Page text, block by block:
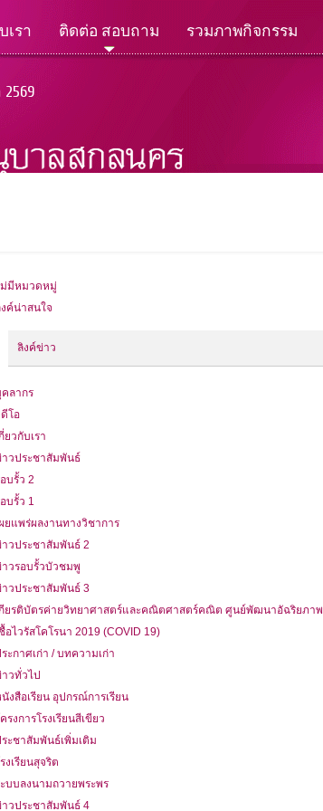
เรา ติดต่อ สอบถาม รวมภาพกิจกรรม
มีหมวดหมู่
ค์น่าสนใจ
ลิงค์ข่าว
ลากร
โอ
ยวกับเรา
วประชาสัมพันธ์
บรั้ว 2
บรั้ว 1
ยแพร่ผลงานทางวิชาการ
วประชาสัมพันธ์ 2
วรอบรั้วบัวชมพู
วประชาสัมพันธ์ 3
กียรติบัตรค่ายวิทยาศาสตร์และคณิตศาสตร์คณิต ศูนย์พัฒนาอัฉริยภา
อไวรัสโคโรนา 2019 (COVID 19)
ะกาศเก่า / บทความเก่า
วทั่วไป
งสือเรียน อุปกรณ์การเรียน
รงการโรงเรียนสีเขียว
ะชาสัมพันธ์เพิ่มเติม
งเรียนสุจริต
บบลงนามถวายพระพร
วประชาสัมพันธ์ 4